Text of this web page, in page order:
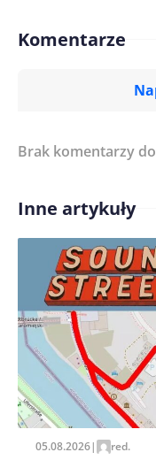
Komentarze
Treść komentarza*
Imię/ Nick*
Zapamiętaj
pisania
Brak komentarzy
Inne artykuły
05.08.2026| red.